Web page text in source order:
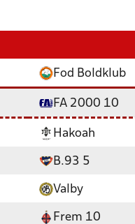
Fod Boldklub
FA 2000 10
Hakoah
B.93 5
Valby
Frem 10